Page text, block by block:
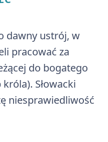
dawny ustrój, w
pracować za
do bogatego
Słowacki
niesprawiedliwość